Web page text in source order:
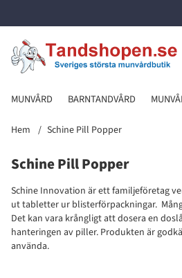
MUNVÅRD BARNTANDVÅRD
Hem Schine Pill Popper
Schine Pill Popper
Schine Innovation är ett familjeföretag
ut tabletter ur blisterförpackningar.
Det kan vara krångligt att dosera en
hanteringen av piller. Produkten är
använda.